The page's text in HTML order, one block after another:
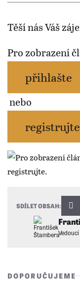
Těší nás Váš
Pro zobrazení
přihlašte
nebo
registrujte
SDÍLET OBSAH:
DOPORUČUJEME